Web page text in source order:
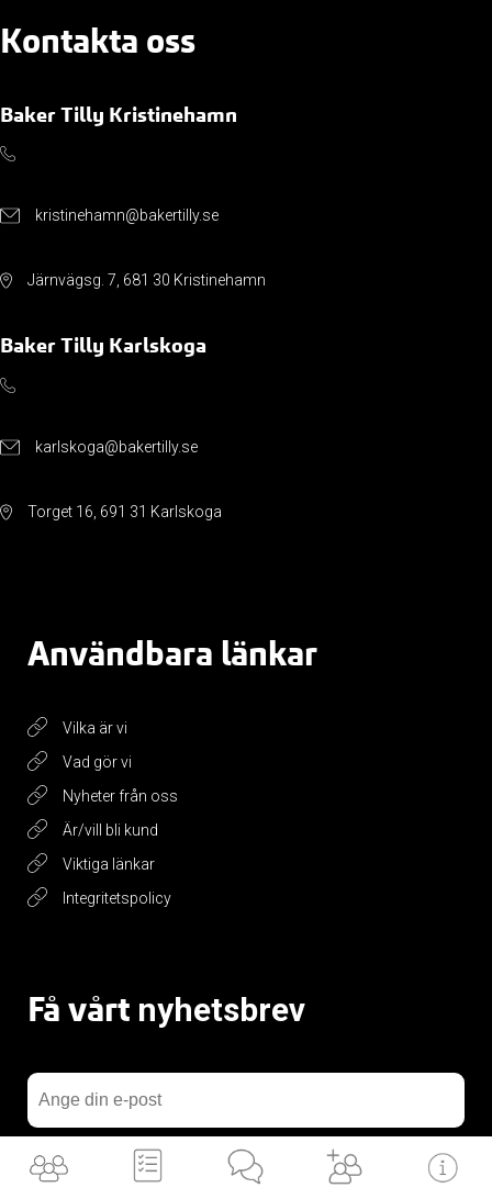
Kontakta oss
Baker Tilly Kristinehamn
kristinehamn@bakertilly.se
Järnvägsg. 7, 681 30 Kristinehamn
Baker Tilly Karlskoga
karlskoga@bakertilly.se
Torget 16, 691 31 Karlskoga
Användbara länkar
Vilka är vi
Vad gör vi
Nyheter från oss
Är/vill bli kund
Viktiga länkar
Integritetspolicy
Få vårt nyhetsbrev
Jag accepterar vilkoren